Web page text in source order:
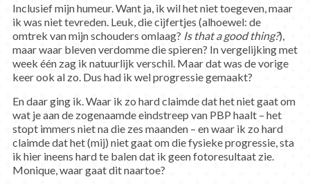
Inclusief mijn humeur. Want ja, ik wil het niet toegeven, maar
ik was niet tevreden. Leuk, die cijfertjes (alhoewel: de
omtrek van mijn schouders omlaag? Is that a good thing?),
maar waar bleven verdomme die spieren? In vergelijking met
week één zag ik natuurlijk verschil. Maar dat was de vorige
keer ook al zo. Dus had ik wel progressie gemaakt?
En daar ging ik. Waar ik zo hard claimde dat het niet gaat om
wat je aan de zogenaamde eindstreep van PBP haalt – het
stopt immers niet na die zes maanden – en waar ik zo hard
claimde dat het (mij) niet gaat om die fysieke progressie, sta
ik hier ineens hard te balen dat ik geen fotoresultaat zie.
Monique, waar gaat dit naartoe?